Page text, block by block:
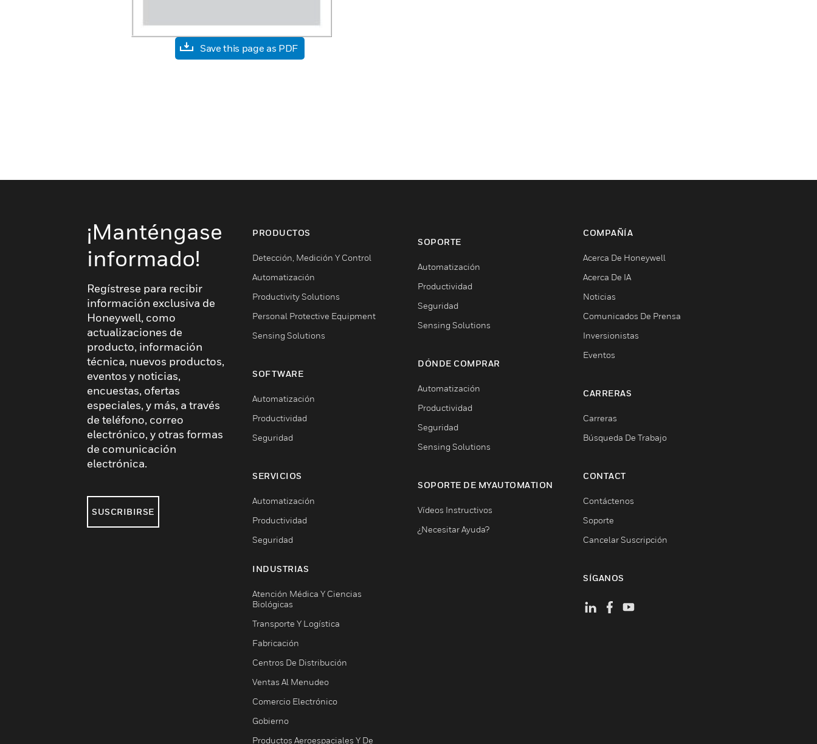
Save this page as PDF
¡Manténgase
informado!
Regístrese para recibir
información exclusiva de
Honeywell, como
actualizaciones de
producto, información
técnica, nuevos productos,
eventos y noticias,
encuestas, ofertas
especiales, y más, a través
de teléfono, correo
electrónico, y otras formas
de comunicación
electrónica.
SUSCRIBIRSE
PRODUCTOS
Detección, Medición Y Control
Automatización
Productivity Solutions
Personal Protective Equipment
Sensing Solutions
SOFTWARE
Automatización
Productividad
Seguridad
SERVICIOS
Automatización
Productividad
Seguridad
INDUSTRIAS
Atención Médica Y Ciencias
Biológicas
Transporte Y Logística
Fabricación
Centros De Distribución
Ventas Al Menudeo
Comercio Electrónico
Gobierno
Productos Aeroespaciales Y De
SOPORTE
Automatización
Productividad
Seguridad
Sensing Solutions
DÓNDE COMPRAR
Automatización
Productividad
Seguridad
Sensing Solutions
SOPORTE DE MYAUTOMATION
Vídeos Instructivos
¿Necesitar Ayuda?
COMPAÑÍA
Acerca De Honeywell
Acerca De IA
Noticias
Comunicados De Prensa
Inversionistas
Eventos
CARRERAS
Carreras
Búsqueda De Trabajo
CONTACT
Contáctenos
Soporte
Cancelar Suscripción
SÍGANOS